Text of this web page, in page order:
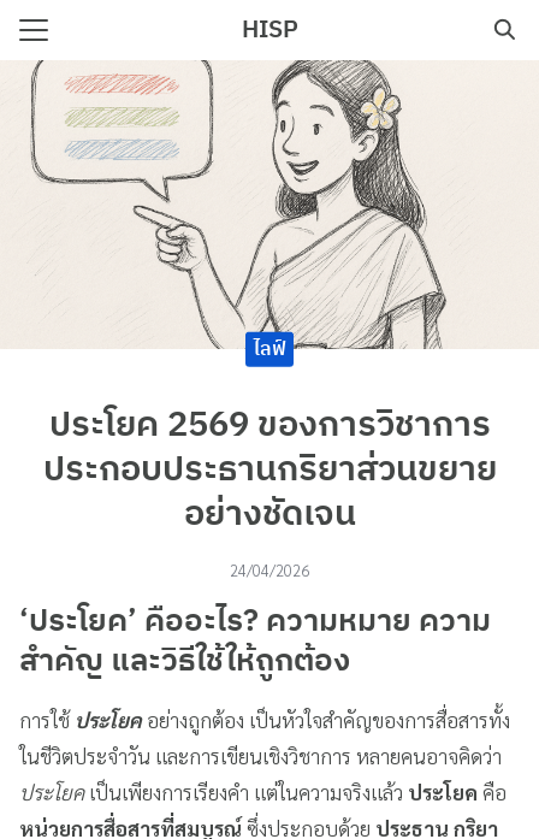
Skip
content
HISP
Search
for:
ไลฟ์
ประโยค 2569 ของการวิชาการ
ประกอบประธานกริยาส่วนขยาย
อย่างชัดเจน
24/04/2026
‘ประโยค’ คืออะไร? ความหมาย ความ
สำคัญ และวิธีใช้ให้ถูกต้อง
การใช้ ประโยคอย่างถูกต้อง เป็นหัวใจสำคัญของการสื่อสารทั้ง
ในชีวิตประจำวัน และการเขียนเชิงวิชาการ หลายคนอาจคิดว่า
ประโยคเป็นเพียงการเรียงคำ แต่ในความจริงแล้ว ประโยค คือ
หน่วยการสื่อสารที่สมบูรณ์ซึ่งประกอบด้วย ประธาน กริยา